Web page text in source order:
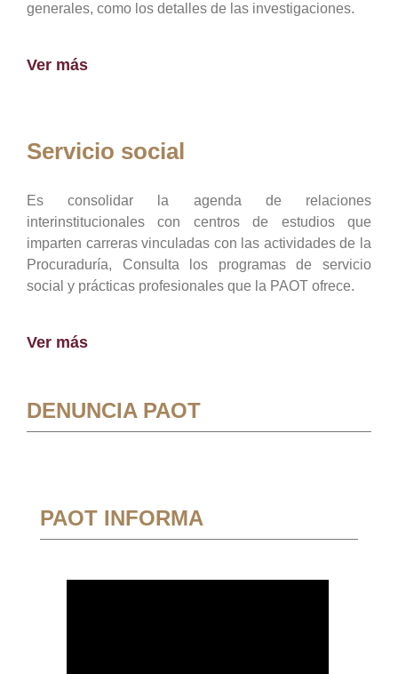
generales, como los detalles de las investigaciones.
Ver más
Servicio social
Es consolidar la agenda de relaciones
interinstitucionales con centros de estudios que
imparten carreras vinculadas con las actividades de la
Procuraduría, Consulta los programas de servicio
social y prácticas profesionales que la PAOT ofrece.
Ver más
DENUNCIA PAOT
PAOT INFORMA